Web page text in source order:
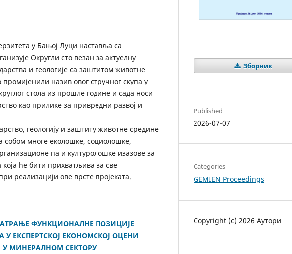
у Бањој Луци наставља са
Округли сто везан за актуелну
и геологије са заштитом животне
назив овог стручног скупа у
стола из прошле године и сада носи
као прилике за привредни развој и
геологију и заштиту животне средине
собом многе еколошке, социолошке,
па и културолошке изазове за
ће бити прихватљива за све
реализацији ове врсте пројеката.
ФУНКЦИОНАЛНЕ ПОЗИЦИЈЕ
ЕКСПЕРТСКОЈ ЕКОНОМСКОЈ ОЦЕНИ
МИНЕРАЛНОМ СЕКТОРУ
Зборник
Published
2026-07-07
Categories
GEMIEN Proceedings
Copyright (c) 2026 Аутори